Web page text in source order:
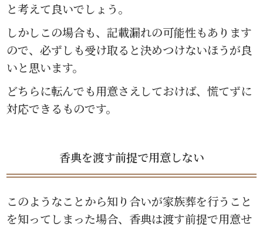
と考えて良いでしょう。
しかしこの場合も、記載漏れの可能性もあります
ので、必ずしも受け取ると決めつけないほうが良
いと思います。
どちらに転んでも用意さえしておけば、慌てずに
対応できるものです。
香典を渡す前提で用意しない
このようなことから知り合いが家族葬を行うこと
を知ってしまった場合、香典は渡す前提で用意せ